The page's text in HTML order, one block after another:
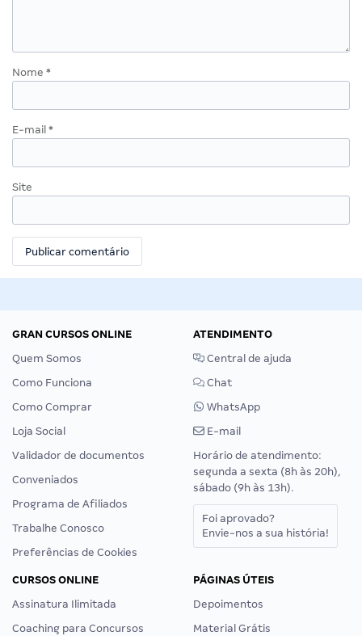
Nome *
E-mail *
Site
GRAN CURSOS ONLINE
Quem Somos
Como Funciona
Como Comprar
Loja Social
Validador de documentos
Conveniados
Programa de Afiliados
Trabalhe Conosco
Preferências de Cookies
ATENDIMENTO
Central de ajuda
Chat
WhatsApp
E-mail
Horário de atendimento:
segunda a sexta (8h às 20h),
sábado (9h às 13h).
Foi aprovado?
Envie-nos a sua história!
CURSOS ONLINE
Assinatura Ilimitada
Coaching para Concursos
PÁGINAS ÚTEIS
Depoimentos
Material Grátis